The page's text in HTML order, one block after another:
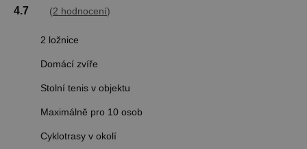
4.7 (2 hodnocení)
2 ložnice
Domácí zvíře
Stolní tenis v objektu
Maximálně pro 10 osob
Cyklotrasy v okolí